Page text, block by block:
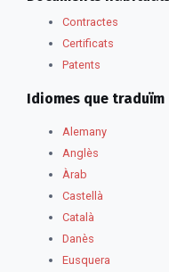
Contractes
Certificats
Patents
Idiomes que traduïm
Alemany
Anglès
Àrab
Castellà
Català
Danès
Eusquera